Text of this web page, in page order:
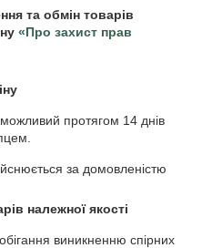
та обмін товарів
«Про захист прав
протягом 14 днів
за домовленістю
належної якості
виникненню спірних